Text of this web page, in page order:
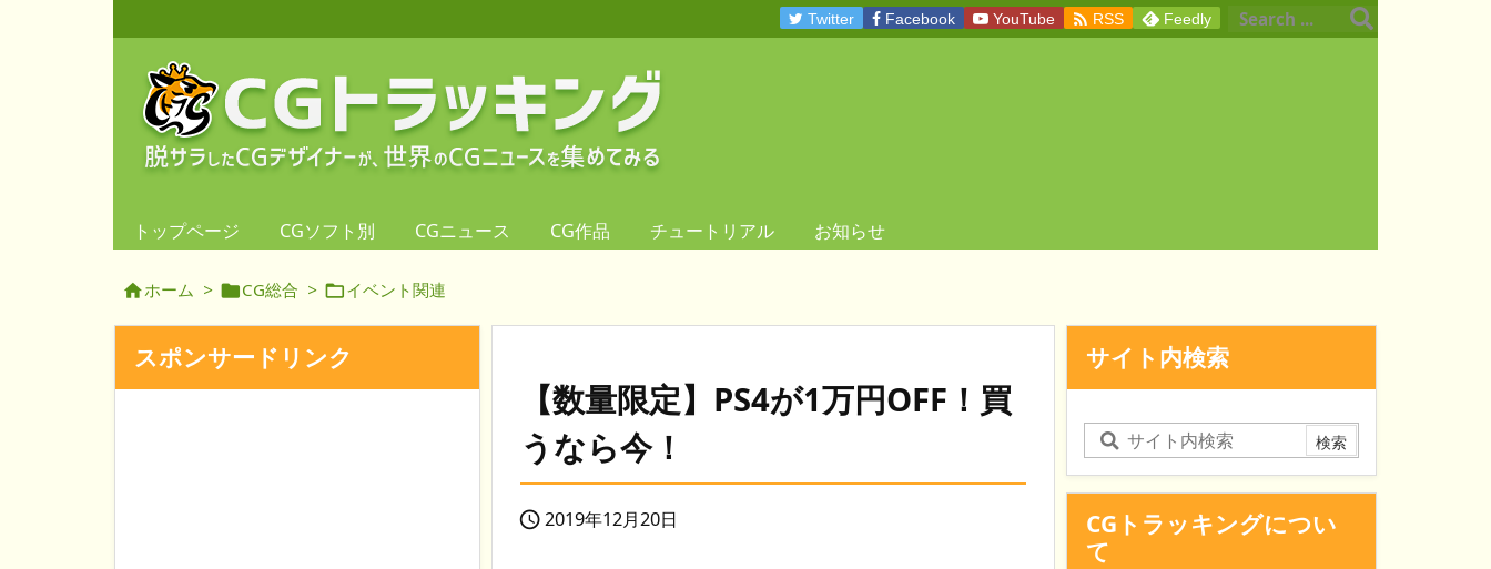
トップページ CGソフト別 CGニュース CG作品 チュートリアル お知らせ
Twitter Facebook YouTube  RSS Feedly
ホーム > CG総合 > イベント関連
【数量限定】PS4が1万円OFF！買
うなら今！
2019年12月20日
スポンサードリンク サイト内検索
CGトラッキングについ
て